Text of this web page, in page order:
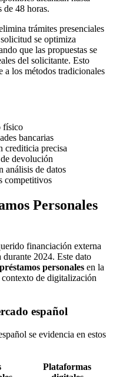
de 48 horas.
trámites presenciales
se optimiza
que las propuestas se
del solicitante. Esto
a los métodos tradicionales
físico
bancarias
crediticia precisa
devolución
análisis de datos
competitivos
Personales
financiación externa
durante 2024. Este dato
préstamos personales en la
de digitalización
español
se evidencia en estos
Plataformas